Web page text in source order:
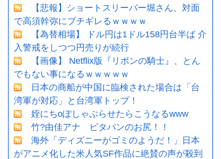
【悲報】ショートスリーパー堀さん、対面
で高須幹弥にブチギレるｗｗｗｗ
【為替相場】 ドル円は1ドル158円台半ば 介
入警戒をしつつ円売りが続行
【画像】 Netflix版『リボンの騎士』、とん
でもない事になるｗｗｗｗｗ
日本の商船が中国に臨検された場合は「台
湾軍が対応」と台湾軍トップ！
姪にちoぽしゃぶらせたらこうなるwww
竹?由佳アナ ピタパンのお尻！！
海外「ディズニーがゴミのようだ！」日本
がアニメ化した米人気SF作品に絶賛の声が殺到